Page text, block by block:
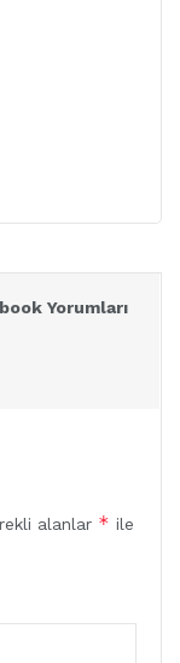
Yorumları
alanlar * ile